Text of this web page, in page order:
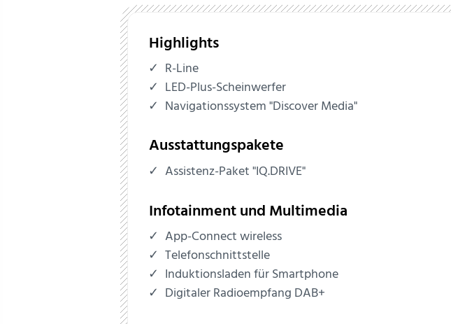
Highlights
R-Line
LED-Plus-Scheinwerfer
Navigationssystem "Discover Media"
Ausstattungspakete
Assistenz-Paket "IQ.DRIVE"
Infotainment und Multimedia
App-Connect wireless
Telefonschnittstelle
Induktionsladen für Smartphone
Digitaler Radioempfang DAB+